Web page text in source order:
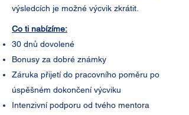
výsledcích je možné výcvik zkrátit.
Co ti nabízíme:
30 dnů dovolené
Bonusy za dobré známky
Záruka přijetí do pracovního poměru po
úspěšném dokončení výcviku
Intenzivní podporu od tvého mentora